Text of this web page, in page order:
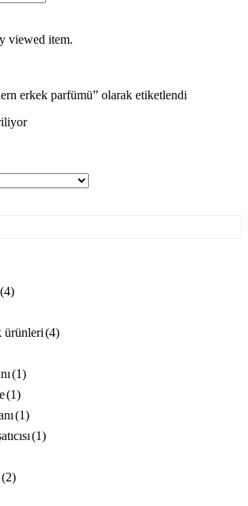
viewed item.
erkek parfümü” olarak etiketlendi
(4)
ürünleri(4)
(1)
(1)
(1)
(1)
(2)